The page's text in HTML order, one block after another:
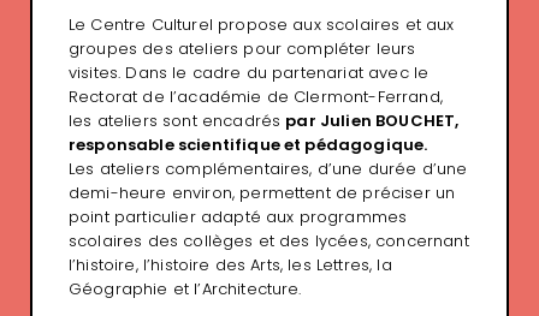
Le Centre Culturel propose aux scolaires et aux
groupes des ateliers pour compléter leurs
visites. Dans le cadre du partenariat avec le
Rectorat de l’académie de Clermont-Ferrand,
les ateliers sont encadrés par Julien BOUCHET,
responsable scientifique et pédagogique.
Les ateliers complémentaires, d’une durée d’une
demi-heure environ, permettent de préciser un
point particulier adapté aux programmes
scolaires des collèges et des lycées, concernant
l’histoire, l’histoire des Arts, les Lettres, la
Géographie et l’Architecture.